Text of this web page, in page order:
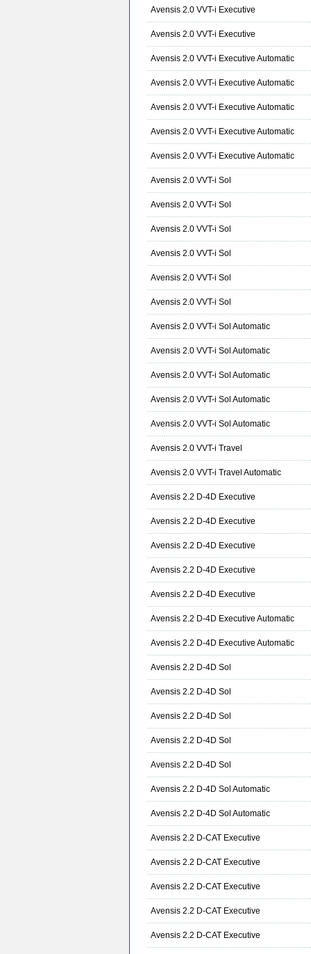
Avensis 2.0 VVT-i Executive
Avensis 2.0 VVT-i Executive
Avensis 2.0 VVT-i Executive Automatic
Avensis 2.0 VVT-i Executive Automatic
Avensis 2.0 VVT-i Executive Automatic
Avensis 2.0 VVT-i Executive Automatic
Avensis 2.0 VVT-i Executive Automatic
Avensis 2.0 VVT-i Sol
Avensis 2.0 VVT-i Sol
Avensis 2.0 VVT-i Sol
Avensis 2.0 VVT-i Sol
Avensis 2.0 VVT-i Sol
Avensis 2.0 VVT-i Sol
Avensis 2.0 VVT-i Sol Automatic
Avensis 2.0 VVT-i Sol Automatic
Avensis 2.0 VVT-i Sol Automatic
Avensis 2.0 VVT-i Sol Automatic
Avensis 2.0 VVT-i Sol Automatic
Avensis 2.0 VVT-i Travel
Avensis 2.0 VVT-i Travel Automatic
Avensis 2.2 D-4D Executive
Avensis 2.2 D-4D Executive
Avensis 2.2 D-4D Executive
Avensis 2.2 D-4D Executive
Avensis 2.2 D-4D Executive
Avensis 2.2 D-4D Executive Automatic
Avensis 2.2 D-4D Executive Automatic
Avensis 2.2 D-4D Sol
Avensis 2.2 D-4D Sol
Avensis 2.2 D-4D Sol
Avensis 2.2 D-4D Sol
Avensis 2.2 D-4D Sol
Avensis 2.2 D-4D Sol Automatic
Avensis 2.2 D-4D Sol Automatic
Avensis 2.2 D-CAT Executive
Avensis 2.2 D-CAT Executive
Avensis 2.2 D-CAT Executive
Avensis 2.2 D-CAT Executive
Avensis 2.2 D-CAT Executive